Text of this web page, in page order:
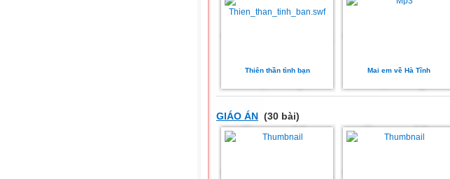
Thiên thần tình bạn Mai em về Hà Tĩnh
GIÁO ÁN (30 bài)